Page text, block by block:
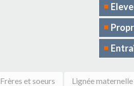
Frères et soeurs Lignée maternelle